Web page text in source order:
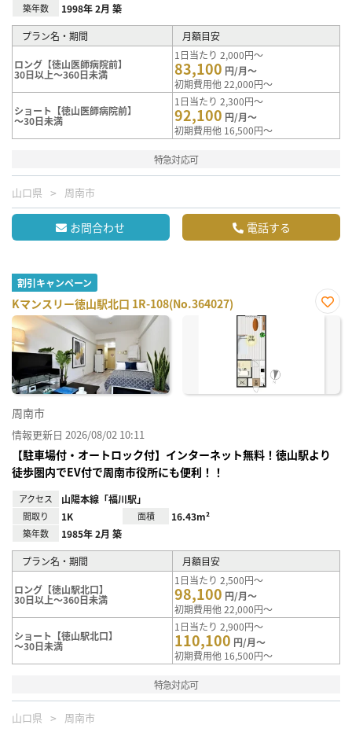
築年数 1998年 2月 築
プラン名・期間 月額目安
ロング【徳山医師病院前】
30日以上～360日未満
1日当たり 2,000円～
83,100 円/月～
初期費用他 22,000円～
ショート【徳山医師病院前】
～30日未満
1日当たり 2,300円～
92,100 円/月～
初期費用他 16,500円～
特急対応可
山口県 周南市
お問合わせ 電話する
割引キャンペーン
Kマンスリー徳山駅北口 1R-108(No.364027)
お気
周南市
情報更新日 2026/08/02 10:11
【駐車場付・オートロック付】インターネット無料！徳山駅より
徒歩圏内でEV付で周南市役所にも便利！！
アクセス 山陽本線「福川駅」
間取り 1K 面積 16.43m²
築年数 1985年 2月 築
プラン名・期間 月額目安
ロング【徳山駅北口】
30日以上～360日未満
1日当たり 2,500円～
98,100 円/月～
初期費用他 22,000円～
ショート【徳山駅北口】
～30日未満
1日当たり 2,900円～
110,100 円/月～
初期費用他 16,500円～
特急対応可
山口県 周南市